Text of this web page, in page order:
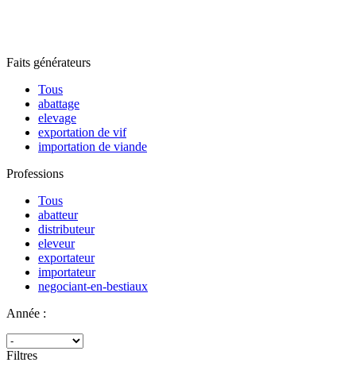
Faits générateurs
Tous
abattage
elevage
exportation de vif
importation de viande
Professions
Tous
abatteur
distributeur
eleveur
exportateur
importateur
negociant-en-bestiaux
Année :
Filtres